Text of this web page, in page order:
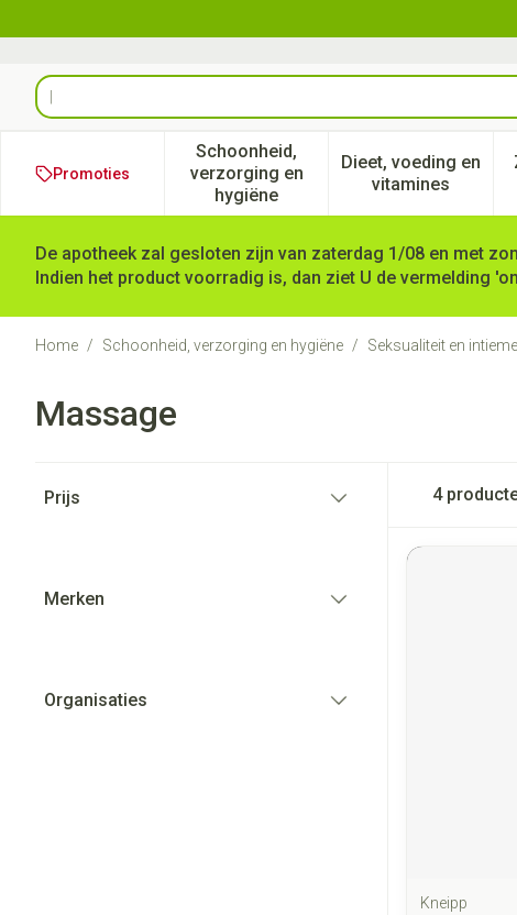
Product, merk, categorie...
Promoties
Schoonheid,
verzorging en
hygiëne
Toon submenu voor
Dieet, voeding en
vitamines
Toon
De apotheek zal gesloten zijn van zaterdag 1/08 en met
Indien het product voorradig is, dan ziet U de vermelding
Home / Schoonheid, verzorging en hygiëne / Seksualiteit en
Massage
Prijs
Merken
Organisaties
4
Kneipp